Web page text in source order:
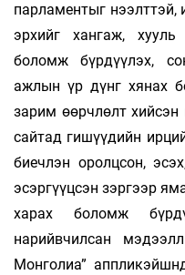
парламентыг нээлттэй,
эрхийг хангаж,
боломж бүрдүүлэх,
ажлын үр дүнг хянах
зарим өөрчлөлт
сайтад гишүүдийн
биечлэн оролцсон,
эсэргүүцсэн зэргээр
харах боломж
нарийвчилсан
Монголиа”